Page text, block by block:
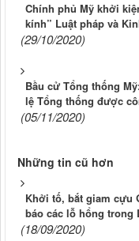
Chính phủ Mỹ khởi
kính” Luật pháp và
(29/10/2020)
Bầu cử Tổng thống
lệ Tổng thống được
(05/11/2020)
Những tin cũ hơn
Khởi tố, bắt giam cựu
báo các lỗ hổng trong
(18/09/2020)